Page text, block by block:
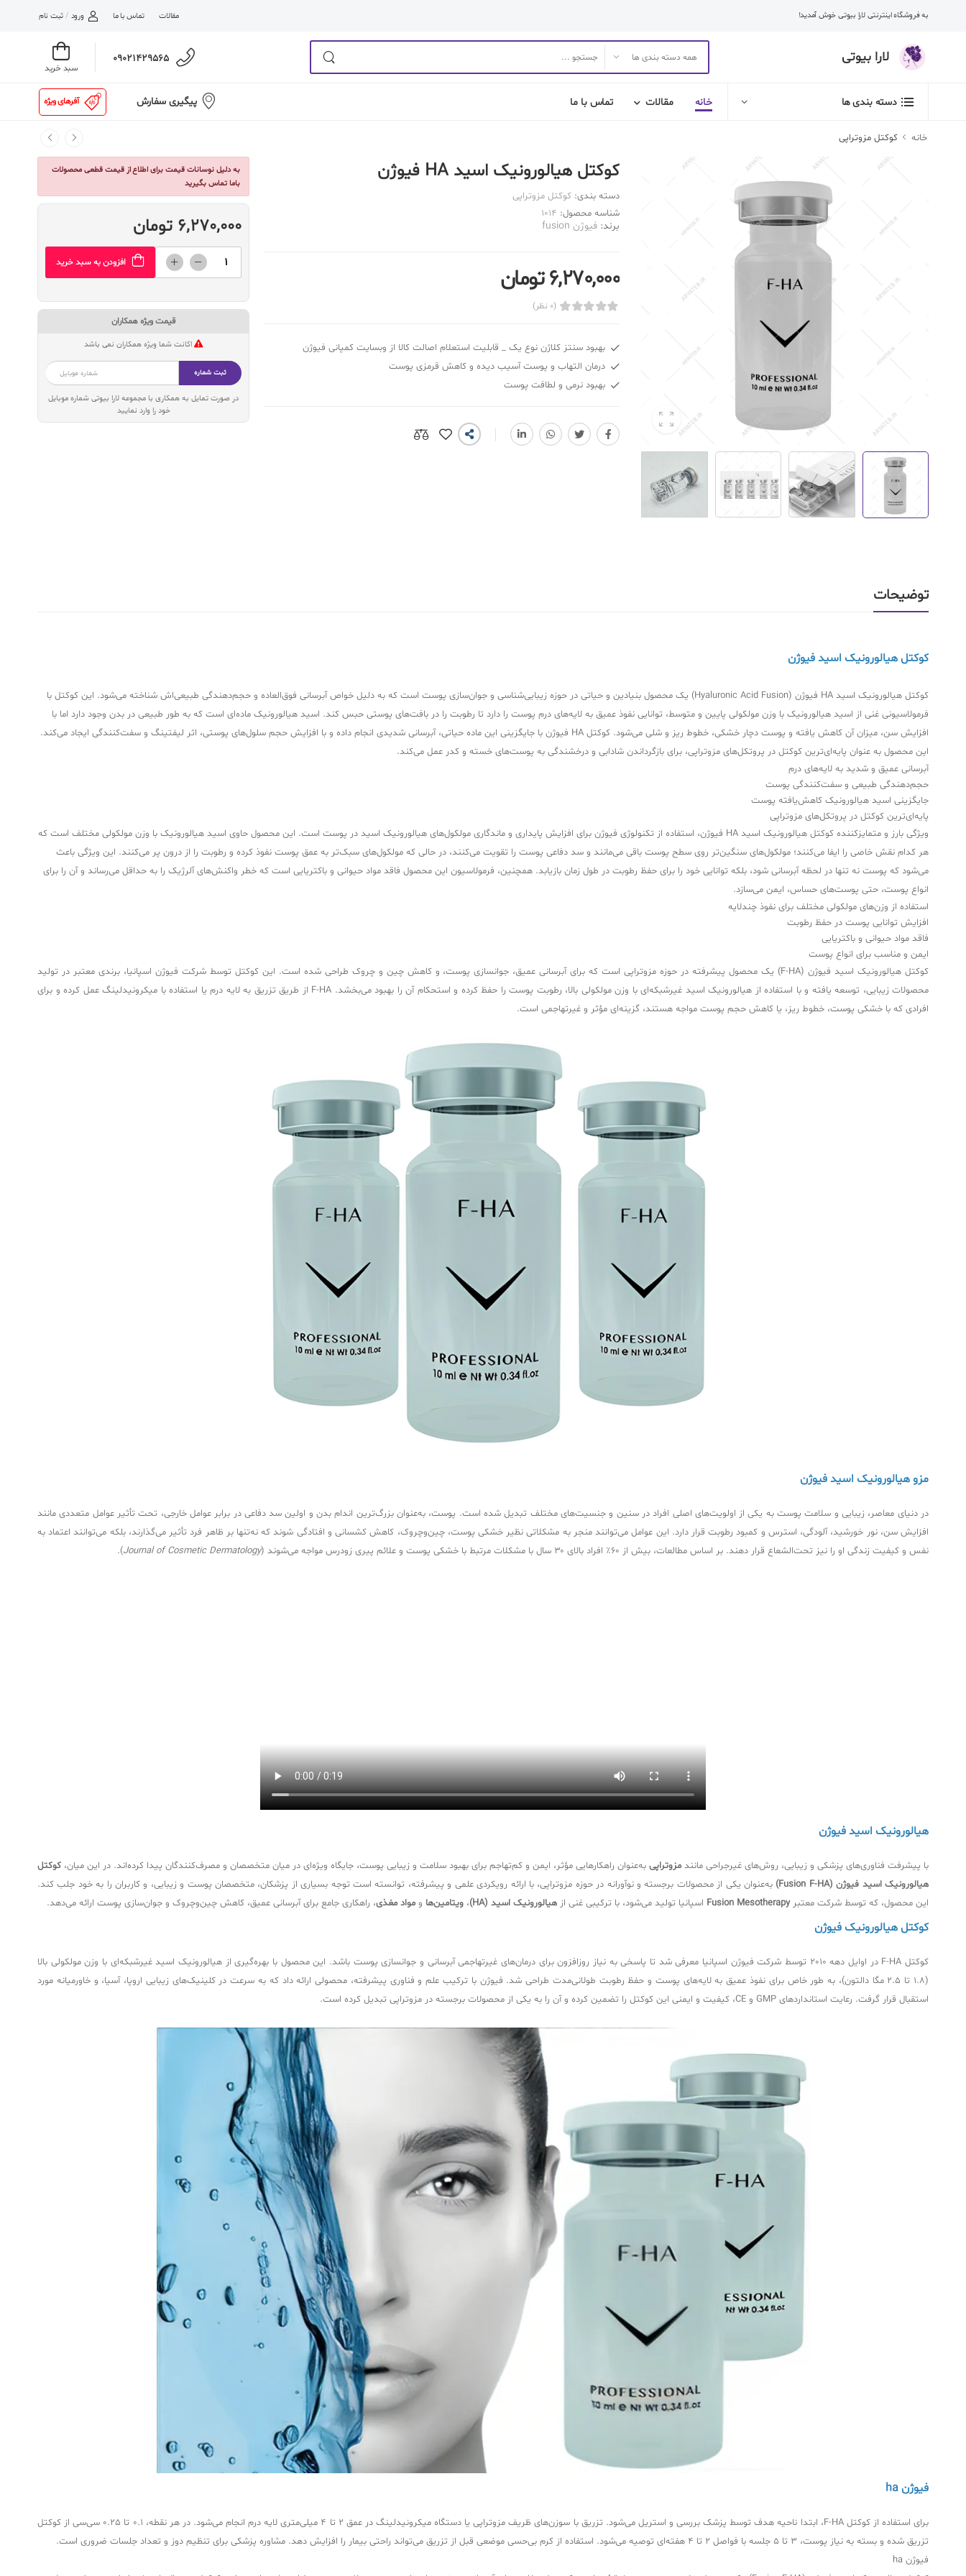
به فروشگاه اینترنتی لارا بیوتی خوش آمدید! مقالات تماس با ما ورود / ثبت نام
لارا بیوتی 09021429565
سبد خرید
دسته بندی ها خانه مقالات تماس با ما پیگیری سفارش آفرهای ویژه
خانه کوکتل مزوتراپی
کوکتل هیالورونیک اسید HA فیوژن
دسته بندی: کوکتل مزوتراپی
شناسه محصول: 1014
برند: فیوژن fusion
6,270,000 تومان
(0 نظر)
بهبود سنتز کلاژن نوع یک _ قابلیت استعلام اصالت کالا از وبسایت کمپانی فیوژن
درمان التهاب و پوست آسیب دیده و کاهش قرمزی پوست
بهبود نرمی و لطافت پوست
به دلیل نوسانات قیمت برای اطلاع از قیمت قطعی محصولات
باما تماس بگیرید
6,270,000 تومان
افزودن به سبد خرید
قیمت ویژه همکاران
اکانت شما ویژه همکاران نمی باشد
ثبت شماره
در صورت تمایل به همکاری با مجموعه لارا بیوتی شماره موبایل
خود را وارد نمایید
توضیحات
کوکتل هیالورونیک اسید فیوژن
کوکتل هیالورونیک اسید HA فیوژن (Hyaluronic Acid Fusion) یک محصول بنیادین و حیاتی در حوزه زیبایی‌شناسی و جوان‌سازی پوست است که به دلیل خواص آبرسانی فوق‌العاده و حجم‌دهندگی طبیعی‌اش شناخته می‌شود. این کوکتل با
فرمولاسیونی غنی از اسید هیالورونیک با وزن مولکولی پایین و متوسط، توانایی نفوذ عمیق به لایه‌های درم پوست را دارد تا رطوبت را در بافت‌های پوستی حبس کند. اسید هیالورونیک ماده‌ای است که به طور طبیعی در بدن وجود دارد اما با
افزایش سن، میزان آن کاهش یافته و پوست دچار خشکی، خطوط ریز و شلی می‌شود. کوکتل HA فیوژن با جایگزینی این ماده حیاتی، آبرسانی شدیدی انجام داده و با افزایش حجم سلول‌های پوستی، اثر لیفتینگ و سفت‌کنندگی ایجاد می‌کند.
این محصول به عنوان پایه‌ای‌ترین کوکتل در پروتکل‌های مزوتراپی، برای بازگرداندن شادابی و درخشندگی به پوست‌های خسته و کدر عمل می‌کند.
آبرسانی عمیق و شدید به لایه‌های درم
حجم‌دهندگی طبیعی و سفت‌کنندگی پوست
جایگزینی اسید هیالورونیک کاهش‌یافته پوست
پایه‌ای‌ترین کوکتل در پروتکل‌های مزوتراپی
ویژگی بارز و متمایزکننده کوکتل هیالورونیک اسید HA فیوژن، استفاده از تکنولوژی فیوژن برای افزایش پایداری و ماندگاری مولکول‌های هیالورونیک اسید در پوست است. این محصول حاوی اسید هیالورونیک با وزن مولکولی مختلف است که
هر کدام نقش خاصی را ایفا می‌کنند؛ مولکول‌های سنگین‌تر روی سطح پوست باقی می‌مانند و سد دفاعی پوست را تقویت می‌کنند، در حالی که مولکول‌های سبک‌تر به عمق پوست نفوذ کرده و رطوبت را از درون پر می‌کنند. این ویژگی باعث
می‌شود که پوست نه تنها در لحظه آبرسانی شود، بلکه توانایی خود را برای حفظ رطوبت در طول زمان بازیابد. همچنین، فرمولاسیون این محصول فاقد مواد حیوانی و باکتریایی است که خطر واکنش‌های آلرژیک را به حداقل می‌رساند و آن را برای
انواع پوست، حتی پوست‌های حساس، ایمن می‌سازد.
استفاده از وزن‌های مولکولی مختلف برای نفوذ چندلایه
افزایش توانایی پوست در حفظ رطوبت
فاقد مواد حیوانی و باکتریایی
ایمن و مناسب برای انواع پوست
کوکتل هیالورونیک اسید فیوژن (F-HA) یک محصول پیشرفته در حوزه مزوتراپی است که برای آبرسانی عمیق، جوانسازی پوست، و کاهش چین و چروک طراحی شده است. این کوکتل توسط شرکت فیوژن اسپانیا، برندی معتبر در تولید
محصولات زیبایی، توسعه یافته و با استفاده از هیالورونیک اسید غیرشبکه‌ای با وزن مولکولی بالا، رطوبت پوست را حفظ کرده و استحکام آن را بهبود می‌بخشد. F-HA از طریق تزریق به لایه درم یا استفاده با میکرونیدلینگ عمل کرده و برای
افرادی که با خشکی پوست، خطوط ریز، یا کاهش حجم پوست مواجه هستند، گزینه‌ای مؤثر و غیرتهاجمی است.
مزو هیالورونیک اسید فیوژن
در دنیای معاصر، زیبایی و سلامت پوست به یکی از اولویت‌های اصلی افراد در سنین و جنسیت‌های مختلف تبدیل شده است. پوست، به‌عنوان بزرگ‌ترین اندام بدن و اولین سد دفاعی در برابر عوامل خارجی، تحت تأثیر عوامل متعددی مانند
افزایش سن، نور خورشید، آلودگی، استرس و کمبود رطوبت قرار دارد. این عوامل می‌توانند منجر به مشکلاتی نظیر خشکی پوست، چین‌وچروک، کاهش کشسانی و افتادگی شوند که نه‌تنها بر ظاهر فرد تأثیر می‌گذارند، بلکه می‌توانند اعتماد به
نفس و کیفیت زندگی او را نیز تحت‌الشعاع قرار دهند. بر اساس مطالعات، بیش از ۶۰٪ افراد بالای ۳۰ سال با مشکلات مرتبط با خشکی پوست و علائم پیری زودرس مواجه می‌شوند (
Journal of Cosmetic Dermatology
).
هیالورونیک اسید فیوژن
با پیشرفت فناوری‌های پزشکی و زیبایی، روش‌های غیرجراحی مانند مزوتراپی به‌عنوان راهکارهایی مؤثر، ایمن و کم‌تهاجم برای بهبود سلامت و زیبایی پوست، جایگاه ویژه‌ای در میان متخصصان و مصرف‌کنندگان پیدا کرده‌اند. در این میان، کوکتل
هیالورونیک اسید فیوژن (Fusion F-HA)
به‌عنوان یکی از محصولات برجسته و نوآورانه در حوزه مزوتراپی، با ارائه رویکردی علمی و پیشرفته، توانسته است توجه بسیاری از پزشکان، متخصصان پوست و زیبایی، و کاربران را به خود جلب کند.
این محصول، که توسط شرکت معتبرFusion Mesotherapy اسپانیا تولید می‌شود، با ترکیبی غنی از هیالورونیک اسید (HA) ، ویتامین‌ها و مواد مغذی، راهکاری جامع برای آبرسانی عمیق، کاهش چین‌وچروک و جوان‌سازی پوست ارائه می‌دهد.
کوکتل هیالورونیک فیوژن
کوکتل F-HA در اوایل دهه 2010 توسط شرکت فیوژن اسپانیا معرفی شد تا پاسخی به نیاز روزافزون برای درمان‌های غیرتهاجمی آبرسانی و جوانسازی پوست باشد. این محصول با بهره‌گیری از هیالورونیک اسید غیرشبکه‌ای با وزن مولکولی بالا
(1.8 تا 2.5 مگا دالتون)، به طور خاص برای نفوذ عمیق به لایه‌های پوست و حفظ رطوبت طولانی‌مدت طراحی شد. فیوژن با ترکیب علم و فناوری پیشرفته، محصولی ارائه داد که به سرعت در کلینیک‌های زیبایی اروپا، آسیا، و خاورمیانه مورد
استقبال قرار گرفت. رعایت استانداردهای GMP و CE، کیفیت و ایمنی این کوکتل را تضمین کرده و آن را به یکی از محصولات برجسته در مزوتراپی تبدیل کرده است.
فیوژن ha
برای استفاده از کوکتل F-HA، ابتدا ناحیه هدف توسط پزشک بررسی و استریل می‌شود. تزریق با سوزن‌های ظریف مزوتراپی یا دستگاه میکرونیدلینگ در عمق 2 تا 4 میلی‌متری لایه درم انجام می‌شود. در هر نقطه، 0.1 تا 0.25 سی‌سی از کوکتل
تزریق شده و بسته به نیاز پوست، 3 تا 5 جلسه با فواصل 2 تا 4 هفته‌ای توصیه می‌شود. استفاده از کرم بی‌حسی موضعی قبل از تزریق می‌تواند راحتی بیمار را افزایش دهد. مشاوره پزشکی برای تنظیم دوز و تعداد جلسات ضروری است.
فیوژن ha